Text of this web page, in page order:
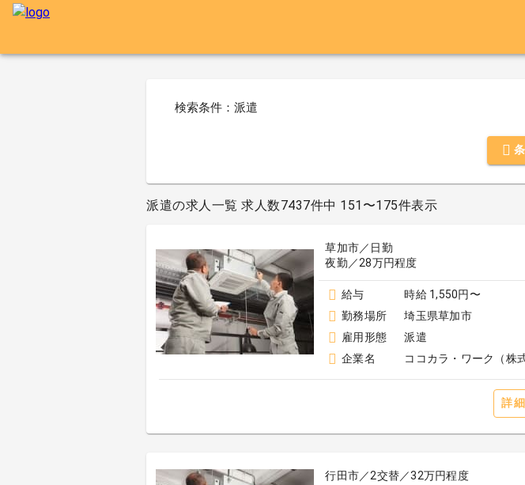
検索条件：派遣
派遣の求人一覧 求人数7437件中 151〜175件表示
草加市／日勤
夜勤／28万円程度
給与
時給 1,550円〜
勤務場所
埼玉県草加市
雇用形態
派遣
企業名
ココカラ・ワーク（株
詳
行田市／2交替／32万円程度